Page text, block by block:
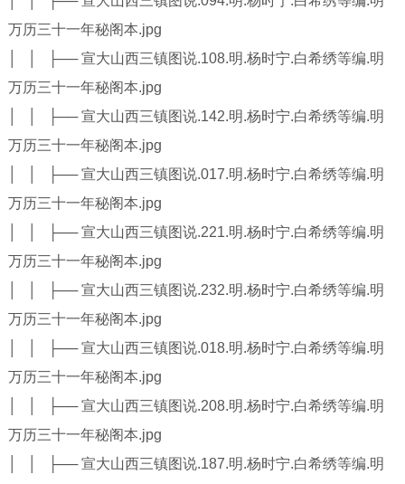
万历三十一年秘阁本.jpg
│ │ ├── 宣大山西三镇图说.108.明.杨时宁.白希绣等编.明
万历三十一年秘阁本.jpg
│ │ ├── 宣大山西三镇图说.142.明.杨时宁.白希绣等编.明
万历三十一年秘阁本.jpg
│ │ ├── 宣大山西三镇图说.017.明.杨时宁.白希绣等编.明
万历三十一年秘阁本.jpg
│ │ ├── 宣大山西三镇图说.221.明.杨时宁.白希绣等编.明
万历三十一年秘阁本.jpg
│ │ ├── 宣大山西三镇图说.232.明.杨时宁.白希绣等编.明
万历三十一年秘阁本.jpg
│ │ ├── 宣大山西三镇图说.018.明.杨时宁.白希绣等编.明
万历三十一年秘阁本.jpg
│ │ ├── 宣大山西三镇图说.208.明.杨时宁.白希绣等编.明
万历三十一年秘阁本.jpg
│ │ ├── 宣大山西三镇图说.187.明.杨时宁.白希绣等编.明